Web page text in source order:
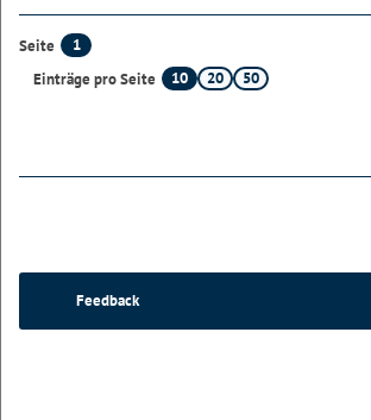
Seite
1
Einträge pro Seite
10 20 50
Feedback